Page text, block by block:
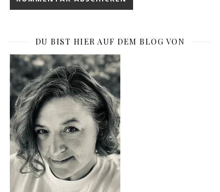
DU BIST HIER AUF DEM BLOG VON